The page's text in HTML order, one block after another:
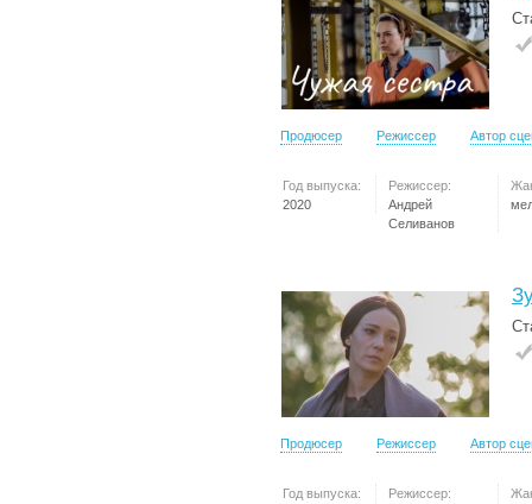
Продюсер Режиссер Автор
Год выпуска:
2020
Режиссер:
Андрей
Селиванов
Продюсер Режиссер Автор
Год выпуска:
Режиссер: